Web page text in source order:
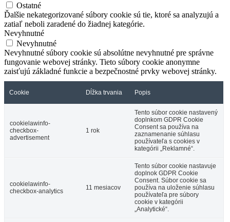
Ostatné
Ďalšie nekategorizované súbory cookie sú tie, ktoré sa analyzujú a
zatiaľ neboli zaradené do žiadnej kategórie.
Nevyhnutné
Nevyhnutné
Nevyhnutné súbory cookie sú absolútne nevyhnutné pre správne
fungovanie webovej stránky. Tieto súbory cookie anonymne
zaisťujú základné funkcie a bezpečnostné prvky webovej stránky.
Cookie Dĺžka trvania Popis
cookielawinfo-
checkbox-
advertisement
1 rok
Tento súbor cookie nastavený
doplnkom GDPR Cookie
Consent sa používa na
zaznamenanie súhlasu
používateľa s cookies v
kategórii „Reklamné“.
cookielawinfo-
checkbox-analytics
11 mesiacov
Tento súbor cookie nastavuje
doplnok GDPR Cookie
Consent. Súbor cookie sa
používa na uloženie súhlasu
používateľa pre súbory
cookie v kategórii
„Analytické“.